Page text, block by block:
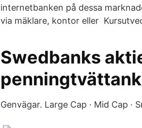
internetbanken på dessa
via mäklare, kontor eller
Swedbanks
Genvägar. Large Cap · Mid Cap ·